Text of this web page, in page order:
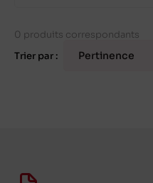
0 produits correspondants
Trier par :